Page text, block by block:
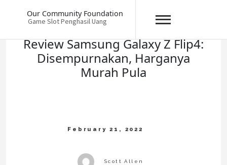
Our Community Foundation
Game Slot Penghasil Uang
Review Samsung Galaxy Z Flip4:
Disempurnakan, Harganya
Murah Pula